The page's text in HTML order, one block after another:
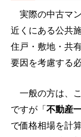
実際の中古マ
近くにある公共
住戸・敷地・共
要因を考慮する
一般の方は、
ですが「不動産
で価格相場を計